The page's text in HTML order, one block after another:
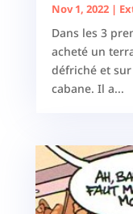
Nov 1, 2022|
Dans les 3
acheté un
défriché et
cabane. Il a...